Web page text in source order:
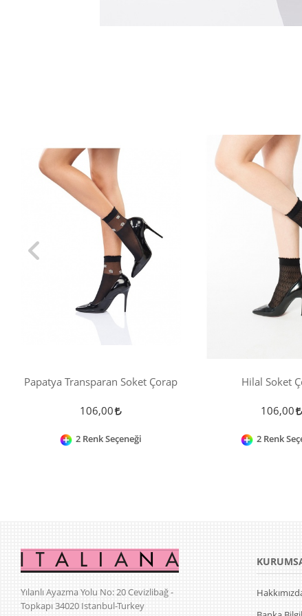
Papatya Transparan Soket Çorap
106,00
2 Renk Seçeneği
Hilal Soket
106,00
2 Renk
Yılanlı Ayazma Yolu No: 20 Cevizlibağ -
Topkapı 34020 Istanbul-Turkey